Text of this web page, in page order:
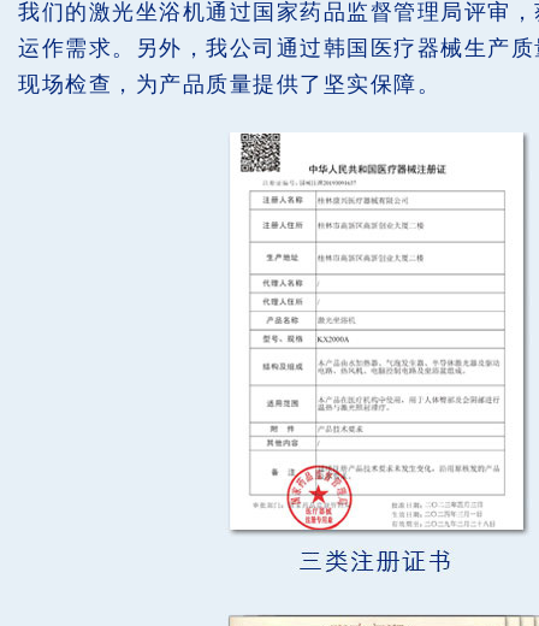
我们的激光坐浴机通过国家药品监督管理局评审
运作需求。另外，我公司通过韩国医疗器械生产
现场检查，为产品质量提供了坚实保障。